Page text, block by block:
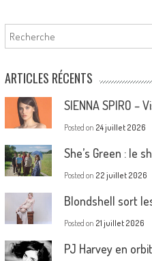
Rechercher
ARTICLES RÉCENTS
SIENNA SPIRO –
Posted on 24 juillet 2026
She’s Green : le
Posted on 22 juillet 2026
Blondshell sort
Posted on 21 juillet 2026
PJ Harvey en